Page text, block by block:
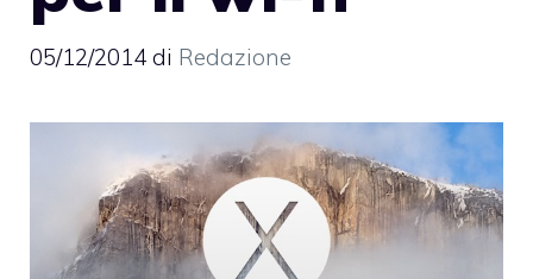
05/12/2014 di Redazione